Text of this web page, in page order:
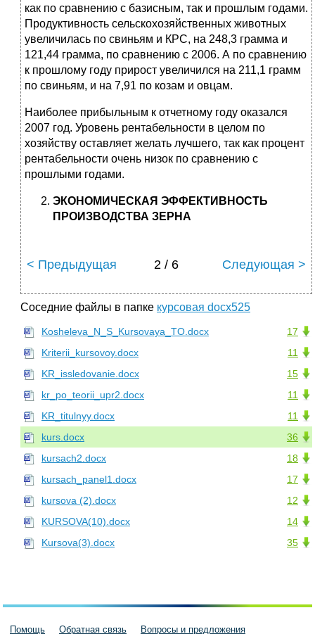
как по сравнению с базисным, так и прошлым годами.
Продуктивность сельскохозяйственных животных
увеличилась по свиньям и КРС, на 248,3 грамма и
121,44 грамма, по сравнению с 2006. А по сравнению
к прошлому году прирост увеличился на 211,1 грамм
по свиньям, и на 7,91 по козам и овцам.
Наиболее прибыльным к отчетному году оказался
2007 год. Уровень рентабельности в целом по
хозяйству оставляет желать лучшего, так как процент
рентабельности очень низок по сравнению с
прошлыми годами.
ЭКОНОМИЧЕСКАЯ ЭФФЕКТИВНОСТЬ
ПРОИЗВОДСТВА ЗЕРНА
< Предыдущая 2 / 6 Следующая >
Соседние файлы в папке курсовая docx525
17
Kosheleva_N_S_Kursovaya_TO.docx
11
Kriterii_kursovoy.docx
15
KR_issledovanie.docx
11
kr_po_teorii_upr2.docx
11
KR_titulnyy.docx
36
kurs.docx
18
kursach2.docx
17
kursach_panel1.docx
12
kursova (2).docx
14
KURSOVA(10).docx
35
Kursova(3).docx
Помощь Обратная связь Вопросы и предложения